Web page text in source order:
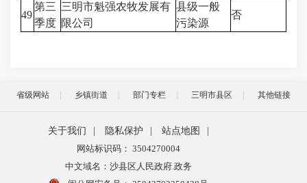
49
第三
季度
三明市魁强农牧发展有
限公司
县级一般
污染源
否
省级网站 乡镇街道 部门专栏 三明市县区 其他链接
关于我们 隐私保护 站点地图
网站标识码： 3504270004
中文域名：沙县区人民政府.政务